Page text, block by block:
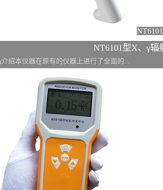
NT6101型X、γ
介绍本仪器在原有的仪器上进行了全面的...